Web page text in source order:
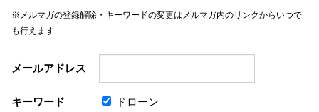
※メルマガの登録解除・キーワードの変更はメルマガ内のリンクからいつで
も行えます
メールアドレス
キーワード ドローン